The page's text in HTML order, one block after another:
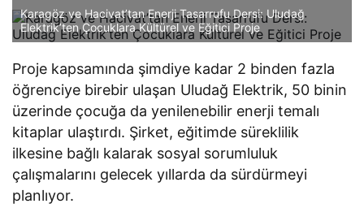
Karagöz ve Hacivat’tan Enerji Tasarrufu Dersi: Uludağ
Elektrik’ten Çocuklara Kültürel ve Eğitici Proje
Proje kapsamında şimdiye kadar 2 binden fazla
öğrenciye birebir ulaşan Uludağ Elektrik, 50 binin
üzerinde çocuğa da yenilenebilir enerji temalı
kitaplar ulaştırdı. Şirket, eğitimde süreklilik
ilkesine bağlı kalarak sosyal sorumluluk
çalışmalarını gelecek yıllarda da sürdürmeyi
planlıyor.